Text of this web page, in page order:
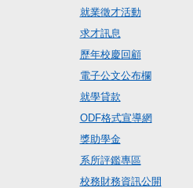
就業徵才活動
求才訊息
歷年校慶回顧
電子公文公布欄
就學貸款
ODF格式宣導網
獎助學金
系所評鑑專區
校務財務資訊公開